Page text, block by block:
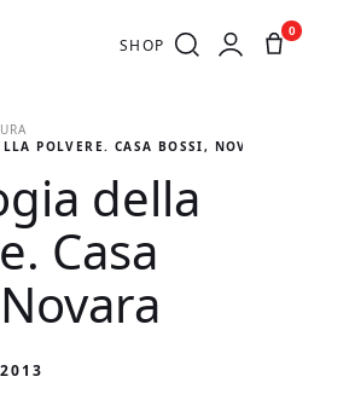
SHOP
0
POLVERE. CASA BOSSI, NOVARA
della
Casa